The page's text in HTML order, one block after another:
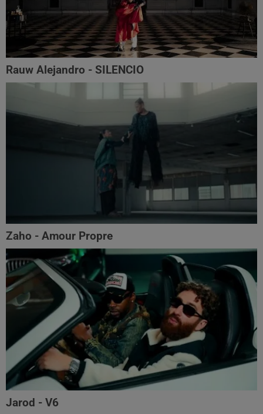
Rauw Alejandro - SILENCIO
Zaho - Amour Propre
Jarod - V6